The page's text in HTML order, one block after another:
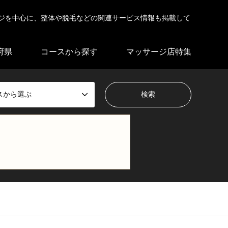
中心に、整体や脱毛などの関連サービス情報も掲載して
県 コースから探す マッサージ店特集
から選ぶ